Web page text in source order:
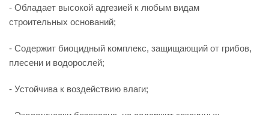
- Обладает высокой адгезией к любым видам
строительных оснований;
- Содержит биоцидный комплекс, защищающий от грибов,
плесени и водорослей;
- Устойчива к воздействию влаги;